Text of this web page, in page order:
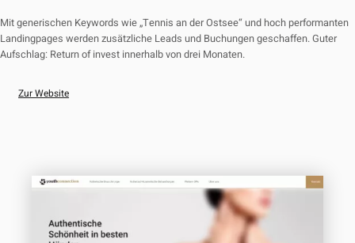
Mit generischen Keywords wie „Tennis an der Ostsee“ und hoch performanten
Landingpages werden zusätzliche Leads und Buchungen geschaffen. Guter
Aufschlag: Return of invest innerhalb von drei Monaten.
Zur Website